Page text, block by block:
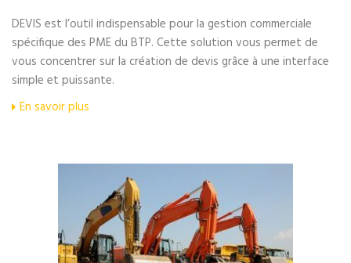
DEVIS est l’outil indispensable pour la gestion commerciale
spécifique des PME du BTP. Cette solution vous permet de
vous concentrer sur la création de devis grâce à une interface
simple et puissante.
En savoir plus